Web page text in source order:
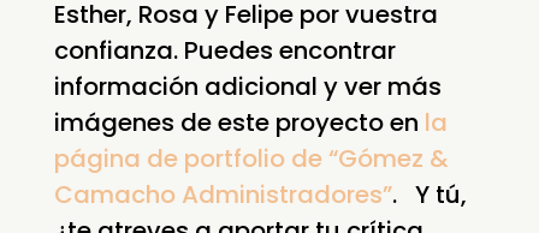
Esther, Rosa y Felipe por vuestra
confianza. Puedes encontrar
información adicional y ver más
imágenes de este proyecto en la
página de portfolio de “Gómez &
Camacho Administradores”. Y tú,